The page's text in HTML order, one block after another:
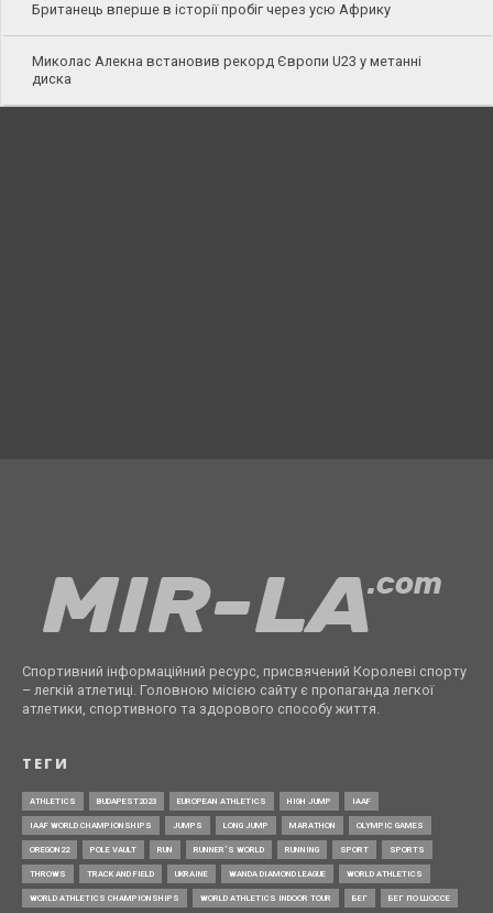
Британець вперше в історії пробіг через усю Африку
Миколас Алекна встановив рекорд Європи U23 у метанні
диска
Спортивний інформаційний ресурс, присвячений Королеві спорту
– легкій атлетиці. Головною місією сайту є пропаганда легкої
атлетики, спортивного та здорового способу життя.
ТЕГИ
ATHLETICS BUDAPEST2023 EUROPEAN ATHLETICS HIGH JUMP IAAF
IAAF WORLD CHAMPIONSHIPS JUMPS LONG JUMP MARATHON OLYMPIC GAMES
OREGON22 POLE VAULT RUN RUNNER’S WORLD RUNNING SPORT SPORTS
THROWS TRACK AND FIELD UKRAINE WANDA DIAMOND LEAGUE WORLD ATHLETICS
WORLD ATHLETICS CHAMPIONSHIPS WORLD ATHLETICS INDOOR TOUR БЕГ БЕГ ПО ШОССЕ